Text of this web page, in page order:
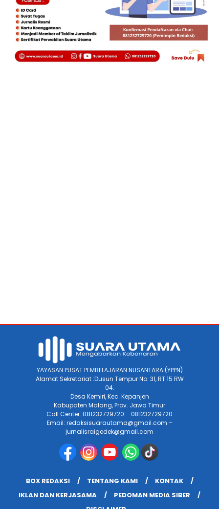
YAYASAN PUSAT PEMBELAJARAN NUSANTARA (YPPN)
Alamat Sekretariat :Dusun Tempur No. 31, RT 15 RW
04.
Desa Kemiri, Kec. Kepanjen
Kabupaten Malang, Prov. Jawa Timur
Call Center: 081232729720 – 081232729720
Email: redaksisuarautama@gmail.com –
jurnalisraigedek@gmail.com
BOX REDAKSI TENTANG KAMI
KONTAK
IKLAN DAN KERJASAMA
PEDOMAN MEDIA SIBER